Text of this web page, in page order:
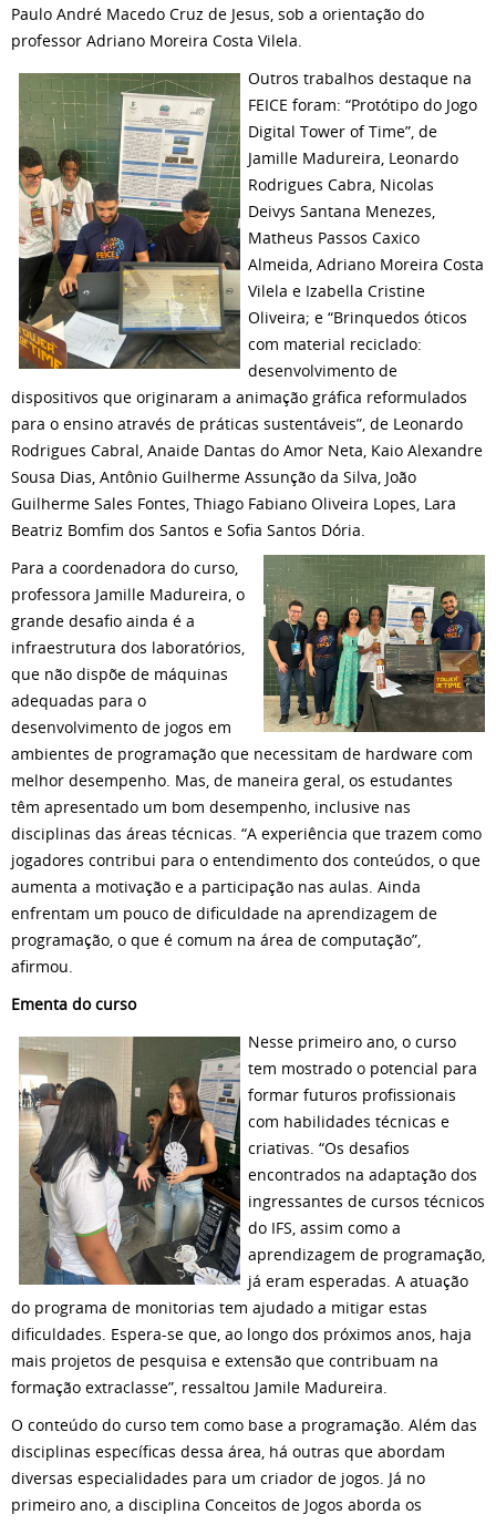
Paulo André Macedo Cruz de Jesus, sob a orientação do
professor Adriano Moreira Costa Vilela.
Outros trabalhos destaque na
FEICE foram: “Protótipo do Jogo
Digital Tower of Time”, de
Jamille Madureira, Leonardo
Rodrigues Cabra, Nicolas
Deivys Santana Menezes,
Matheus Passos Caxico
Almeida, Adriano Moreira Costa
Vilela e Izabella Cristine
Oliveira; e “Brinquedos óticos
com material reciclado:
desenvolvimento de
dispositivos que originaram a animação gráfica reformulados
para o ensino através de práticas sustentáveis”, de Leonardo
Rodrigues Cabral, Anaide Dantas do Amor Neta, Kaio Alexandre
Sousa Dias, Antônio Guilherme Assunção da Silva, João
Guilherme Sales Fontes, Thiago Fabiano Oliveira Lopes, Lara
Beatriz Bomfim dos Santos e Sofia Santos Dória.
Para a coordenadora do curso,
professora Jamille Madureira, o
grande desafio ainda é a
infraestrutura dos laboratórios,
que não dispõe de máquinas
adequadas para o
desenvolvimento de jogos em
ambientes de programação que necessitam de hardware com
melhor desempenho. Mas, de maneira geral, os estudantes
têm apresentado um bom desempenho, inclusive nas
disciplinas das áreas técnicas. “A experiência que trazem como
jogadores contribui para o entendimento dos conteúdos, o que
aumenta a motivação e a participação nas aulas. Ainda
enfrentam um pouco de dificuldade na aprendizagem de
programação, o que é comum na área de computação”,
afirmou.
Ementa do curso
Nesse primeiro ano, o curso
tem mostrado o potencial para
formar futuros profissionais
com habilidades técnicas e
criativas. “Os desafios
encontrados na adaptação dos
ingressantes de cursos técnicos
do IFS, assim como a
aprendizagem de programação,
já eram esperadas. A atuação
do programa de monitorias tem ajudado a mitigar estas
dificuldades. Espera-se que, ao longo dos próximos anos, haja
mais projetos de pesquisa e extensão que contribuam na
formação extraclasse”, ressaltou Jamile Madureira.
O conteúdo do curso tem como base a programação. Além das
disciplinas específicas dessa área, há outras que abordam
diversas especialidades para um criador de jogos. Já no
primeiro ano, a disciplina Conceitos de Jogos aborda os